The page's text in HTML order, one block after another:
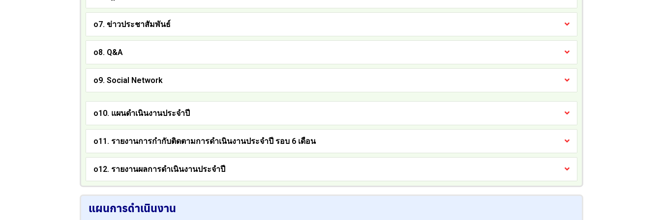
o7. ข่าวประชาสัมพันธ์
o8. Q&A
o9. Social Network
o10. แผนดำเนินงานประจำปี
o11. รายงานการกำกับติดตามการดำเนินงานประจำปี รอบ 6 เดือน
o12. รายงานผลการดำเนินงานประจำปี
แผนการดำเนินงาน